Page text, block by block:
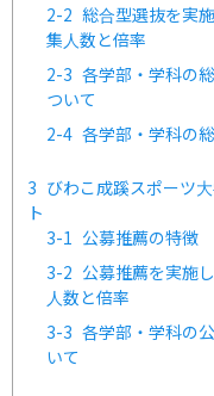
2-2 総合型選抜を実
集人数と倍率
2-3 各学部・学科の
ついて
2-4 各学部・学科の
3 びわこ成蹊スポーツ
ト
3-1 公募推薦の特徴
3-2 公募推薦を実施
人数と倍率
3-3 各学部・学科の
いて